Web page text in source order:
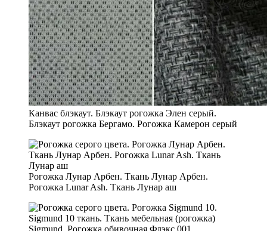
Канвас блэкаут. Блэкаут рогожка Элен серый.
Блэкаут рогожка Бергамо. Рогожка Камерон серый
Рогожка Лунар Арбен. Ткань Лунар Арбен.
Рогожка Lunar Ash. Ткань Лунар аш